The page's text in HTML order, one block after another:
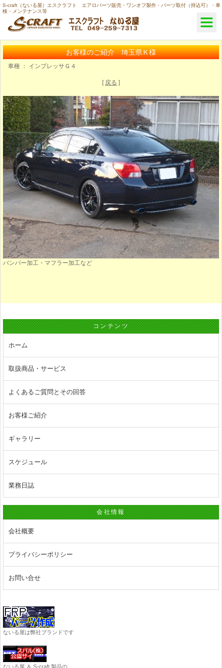
S-craft（ないる屋）エスクラフト エアロパーツ販売・ワンオフ製作・パーツ取付（持込可）・車
検・メンテナンス等
お客様のご紹介 埼玉県Ｋ様
車種 ： インプレッサＧ４
[ 戻る ]
バンパー加工・マフラー加工など
コンテンツ
ホーム
取扱商品・サービス
よくあるご質問とその回答
お客様ご紹介
ギャラリー
スケジュール
業務日誌
会社情報
会社概要
プライバシーポリシー
お問い合せ
ないる屋は弊社ブランドです
ないる屋 ＆ S-craft 製品の